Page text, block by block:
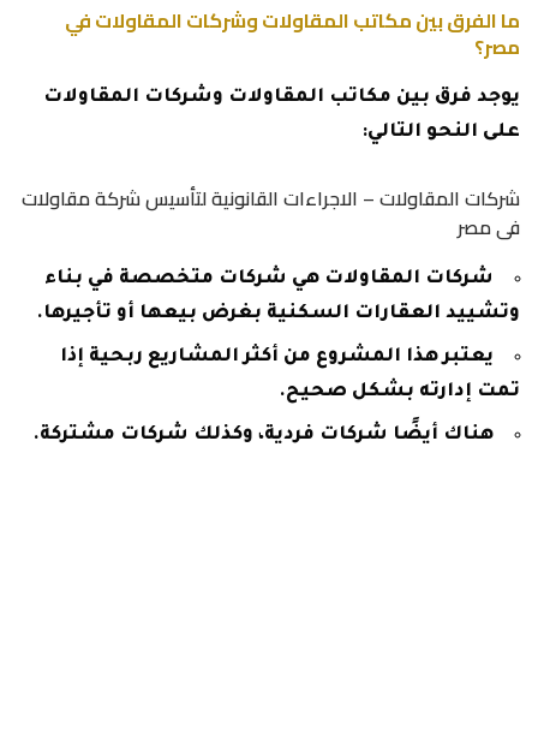
ما الفرق بين مكاتب المقاولات وشركات المقاولات في
مصر؟
يوجد فرق بين مكاتب المقاولات وشركات المقاولات
على النحو التالي:
شركات المقاولات – الاجراءات القانونية لتأسيس شركة مقاولات
فى مصر
شركات المقاولات هي شركات متخصصة في بناء
وتشييد العقارات السكنية بغرض بيعها أو تأجيرها.
يعتبر هذا المشروع من أكثر المشاريع ربحية إذا
تمت إدارته بشكل صحيح.
هناك أيضًا شركات فردية، وكذلك شركات مشتركة.